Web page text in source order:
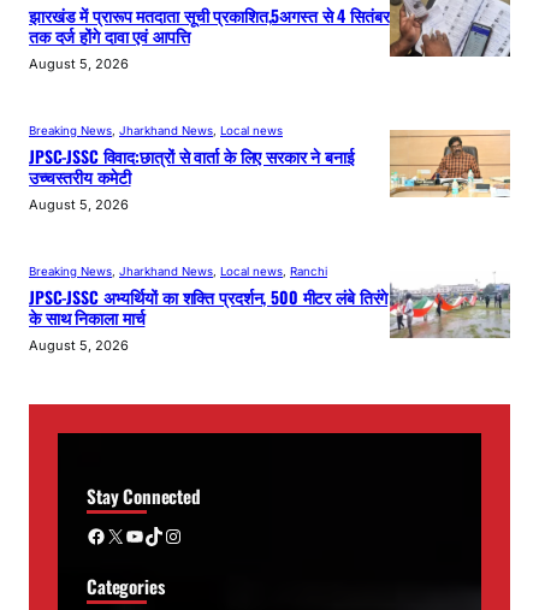
झारखंड में प्रारूप मतदाता सूची प्रकाशित,5अगस्त से 4 सितंबर
तक दर्ज होंगे दावा एवं आपत्ति
August 5, 2026
Breaking News Jharkhand News Local news
JPSC-JSSC विवाद:छात्रों से वार्ता के लिए सरकार ने बनाई
उच्चस्तरीय कमेटी
August 5, 2026
Breaking News Jharkhand News Local news Ranchi
JPSC-JSSC अभ्यर्थियों का शक्ति प्रदर्शन, 500 मीटर लंबे तिरंगे
के साथ निकाला मार्च
August 5, 2026
Stay Connected
Facebook X YouTube TikTok Instagram
Categories